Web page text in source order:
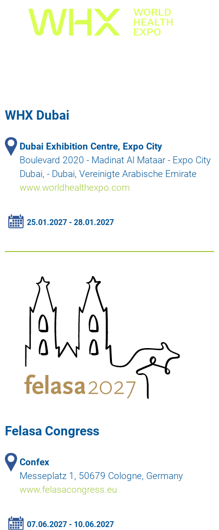
WHX Dubai
Dubai Exhibition Centre, Expo City
Boulevard 2020 - Madinat Al Mataar - Expo City
Dubai, - Dubai, Vereinigte Arabische Emirate
www.worldhealthexpo.com
25.01.2027 - 28.01.2027
Felasa Congress
Confex
Messeplatz 1, 50679 Cologne, Germany
www.felasacongress.eu
07.06.2027 - 10.06.2027